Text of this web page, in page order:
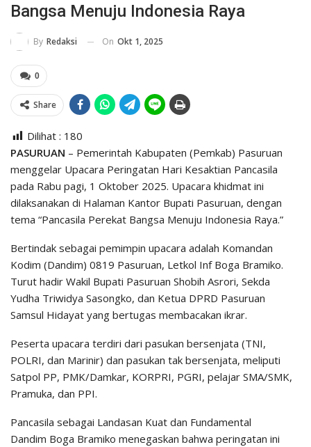
Bangsa Menuju Indonesia Raya
By Redaksi On Okt 1, 2025
0
Share
Dilihat : 180
PASURUAN – Pemerintah Kabupaten (Pemkab) Pasuruan
menggelar Upacara Peringatan Hari Kesaktian Pancasila
pada Rabu pagi, 1 Oktober 2025. Upacara khidmat ini
dilaksanakan di Halaman Kantor Bupati Pasuruan, dengan
tema “Pancasila Perekat Bangsa Menuju Indonesia Raya.”
​Bertindak sebagai pemimpin upacara adalah Komandan
Kodim (Dandim) 0819 Pasuruan, Letkol Inf Boga Bramiko.
Turut hadir Wakil Bupati Pasuruan Shobih Asrori, Sekda
Yudha Triwidya Sasongko, dan Ketua DPRD Pasuruan
Samsul Hidayat yang bertugas membacakan ikrar.
​Peserta upacara terdiri dari pasukan bersenjata (TNI,
POLRI, dan Marinir) dan pasukan tak bersenjata, meliputi
Satpol PP, PMK/Damkar, KORPRI, PGRI, pelajar SMA/SMK,
Pramuka, dan PPI.
​Pancasila sebagai Landasan Kuat dan Fundamental
​Dandim Boga Bramiko menegaskan bahwa peringatan ini